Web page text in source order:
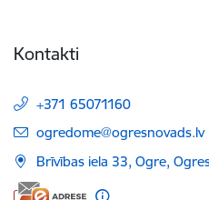
Kontakti
+371 65071160
E-pasts:
ogredome@ogresnovads.lv
Brīvības iela 33, Ogre,